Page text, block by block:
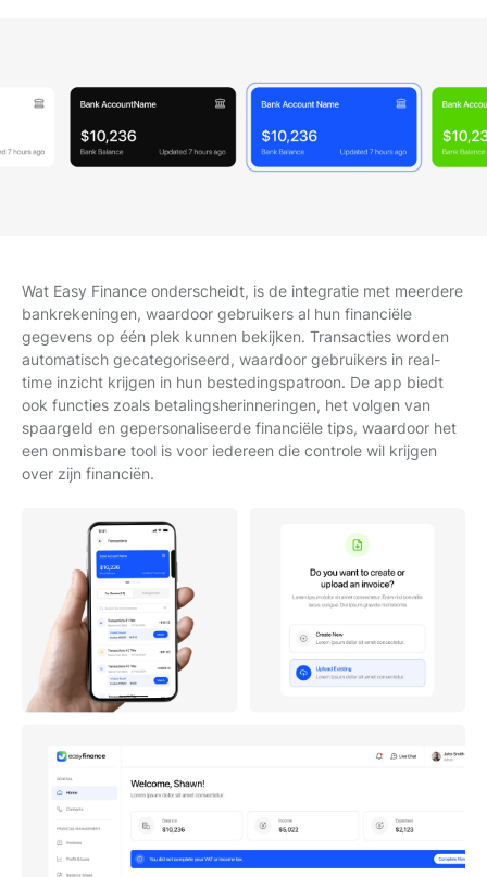
Wat Easy Finance onderscheidt, is de integratie met meerdere
bankrekeningen, waardoor gebruikers al hun financiële
gegevens op één plek kunnen bekijken. Transacties worden
automatisch gecategoriseerd, waardoor gebruikers in real-
time inzicht krijgen in hun bestedingspatroon. De app biedt
ook functies zoals betalingsherinneringen, het volgen van
spaargeld en gepersonaliseerde financiële tips, waardoor het
een onmisbare tool is voor iedereen die controle wil krijgen
over zijn financiën.